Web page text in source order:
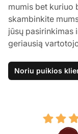
mumis bet kuriuo
skambinkite
jūsų pasirinkimas
geriausią
Noriu puikios